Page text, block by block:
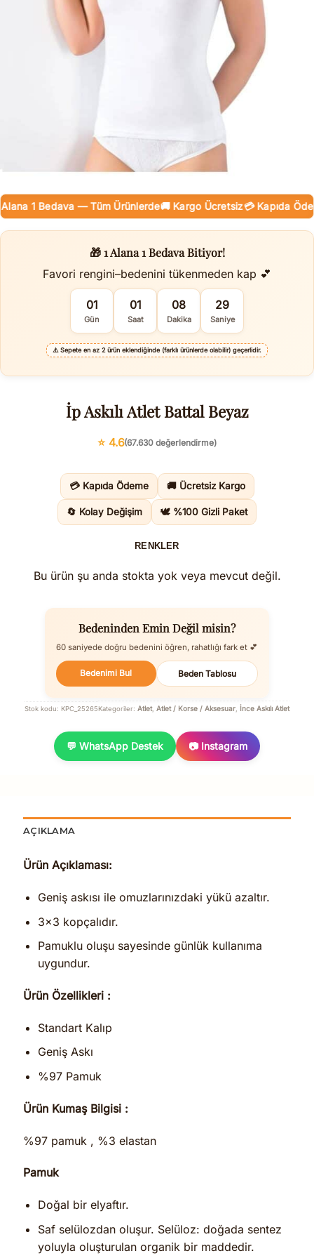
1 Bedava — Tüm Ürünlerde🚚 Kargo Ücretsiz💳 Kapıda
🎁 1 Alana 1 Bedava Bitiyor!
Favori rengini–bedenini tükenmeden kap 💕
01
Gün
01
Saat
08
Dakika
28
Saniye
⚠️Sepete en az 2 ürün eklendiğinde (farklı ürünlerde olabilir) geçerlidir.
İp Askılı Atlet Battal Beyaz
⭐ 4.6(67.630 değerlendirme)
💳 Kapıda Ödeme 🚚 Ücretsiz Kargo
🔄 Kolay Değişim 🕊️ %100 Gizli Paket
RENKLER
Bu ürün şu anda stokta yok veya mevcut değil.
Bedeninden Emin Değil misin?
60 saniyede doğru bedenini öğren, rahatlığı fark et 💕
Bedenimi Bul Beden Tablosu
Stok kodu: KPC_25265Kategoriler: Atlet, Atlet / Korse / Aksesuar, İnce Askılı Atlet
💬 WhatsApp Destek 📷 Instagram
AÇIKLAMA
Ürün Açıklaması:
Geniş askısı ile omuzlarınızdaki yükü azaltır.
3×3 kopçalıdır.
Pamuklu oluşu sayesinde günlük kullanıma
uygundur.
Ürün Özellikleri :
Standart Kalıp
Geniş Askı
%97 Pamuk
Ürün Kumaş Bilgisi :
%97 pamuk , %3 elastan
Pamuk
Doğal bir elyaftır.
Saf selülozdan oluşur. Selüloz: doğada sentez
yoluyla oluşturulan organik bir maddedir.